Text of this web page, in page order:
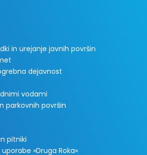
in urejanje javnih površin
dejavnost
vodami
parkovnih površin
pitniki
»Druga Roka«